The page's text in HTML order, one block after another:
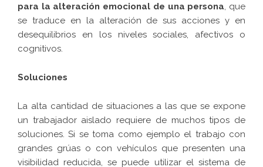
para la alteración emocional de una persona, que
se traduce en la alteración de sus acciones y en
desequilibrios en los niveles sociales, afectivos o
cognitivos.
Soluciones
La alta cantidad de situaciones a las que se expone
un trabajador aislado requiere de muchos tipos de
soluciones. Si se toma como ejemplo el trabajo con
grandes grúas o con vehículos que presenten una
visibilidad reducida, se puede utilizar el sistema de